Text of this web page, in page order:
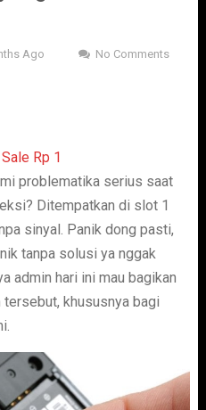
Ago No Comments
problematika serius saat
Ditempatkan di slot 1
sinyal. Panik dong pasti,
tanpa solusi ya nggak
admin hari ini mau bagikan
khususnya bagi